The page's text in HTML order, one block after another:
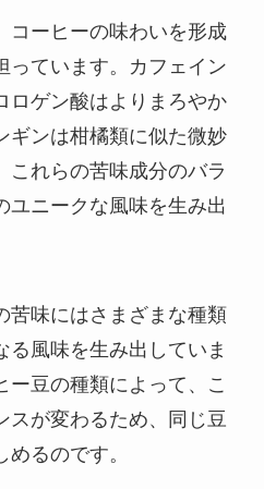
コーヒーの味わいを形成
っています。カフェイン
ロゲン酸はよりまろやか
ギンは柑橘類に似た微妙
これらの苦味成分のバラ
ユニークな風味を生み出
苦味にはさまざまな種類
る風味を生み出していま
ー豆の種類によって、こ
スが変わるため、同じ豆
るのです。